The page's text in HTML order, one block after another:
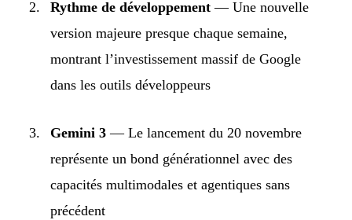
Rythme de développement — Une nouvelle
version majeure presque chaque semaine,
montrant l’investissement massif de Google
dans les outils développeurs
Gemini 3 — Le lancement du 20 novembre
représente un bond générationnel avec des
capacités multimodales et agentiques sans
précédent